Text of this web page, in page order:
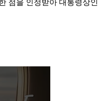
점을 인정받아 대통령상인